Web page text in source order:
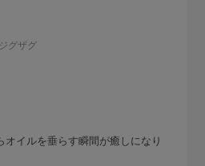
グザグ
イルを垂らす瞬間が癒しになり